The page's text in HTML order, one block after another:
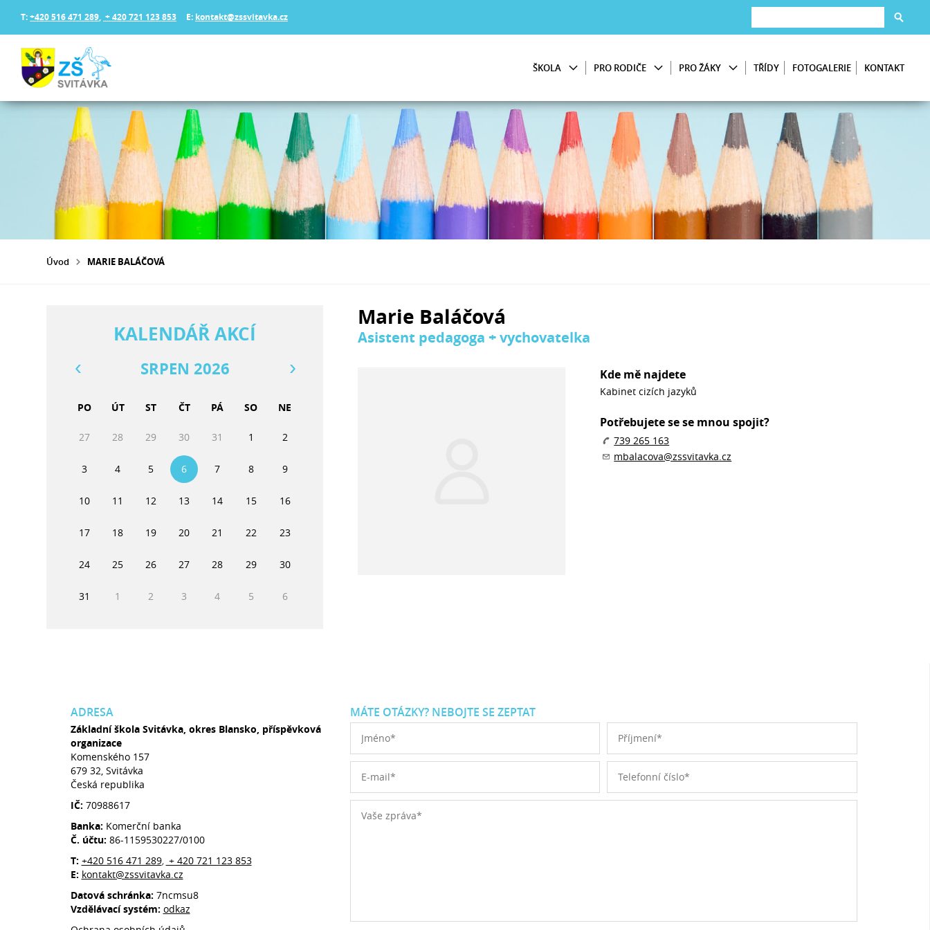
T:+420 516 471 289, + 420 721 123 853 E: kontakt@zssvitavka.cz
ŠKOLA PRO RODIČE PRO ŽÁKY TŘÍDY FOTOGALERIE KONTAKT
Úvod MARIE BALÁČOVÁ
Marie Baláčová
Asistent pedagoga + vychovatelka
Kde mě najdete
Kabinet cizích jazyků
Potřebujete se se mnou spojit?
739 265 163
mbalacova@zssvitavka.cz
KALENDÁŘ AKCÍ
SRPEN 2026
PO ÚT ST ČT PÁ SO NE
27 28 29 30 31 1 2
3 4 5 6 7 8 9
10 11 12 13 14 15 16
17 18 19 20 21 22 23
24 25 26 27 28 29 30
31 1 2 3 4 5 6
ADRESA
Základní škola Svitávka, okres Blansko, příspěvková
organizace
Komenského 157
679 32, Svitávka
Česká republika
IČ: 70988617
Banka: Komerční banka
Č. účtu: 86-1159530227/0100
T: +420 516 471 289, + 420 721 123 853
E: kontakt@zssvitavka.cz
Datová schránka: 7ncmsu8
Vzdělávací systém: odkaz
MÁTE OTÁZKY? NEBOJTE SE ZEPTAT